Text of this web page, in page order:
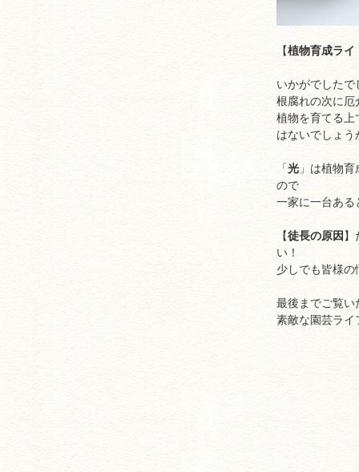
【植物育成ライ
いかがでしたで
根腐れの次に厄
植物を育てる上
はないでしょう
「光 」は植物
ので
一家に一台ある
【徒長の原因 】
い！
少しでも皆様
最後までご覧い
素敵な園芸ライ